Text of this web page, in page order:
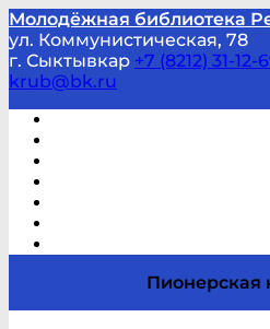
Молодёжная библиотека
ул. Коммунистическая, 78
г. Сыктывкар +7 (8212) 31-12-
krub@bk.ru
Пионерская